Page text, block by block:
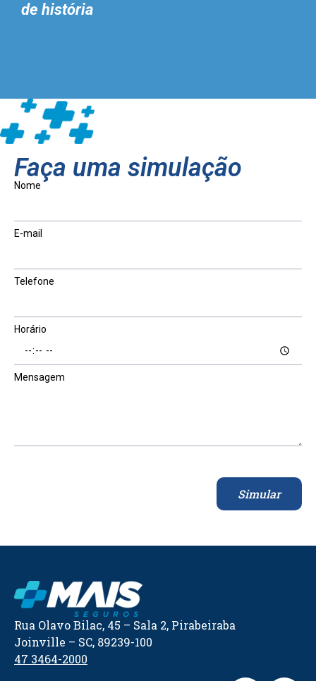
de história
Faça uma simulação
Nome
E-mail
Telefone
Horário
Mensagem
Simular
Rua Olavo Bilac, 45 – Sala 2, Pirabeiraba
Joinville – SC, 89239-100
47 3464-2000